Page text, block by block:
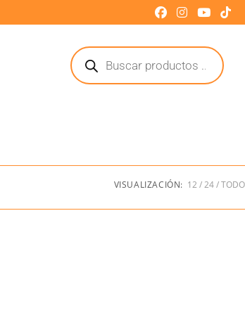
VISUALIZACIÓN: 12 24 TODO